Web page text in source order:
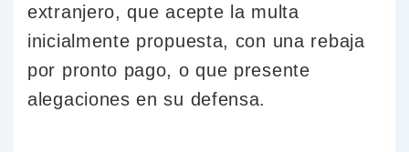
extranjero, que acepte la multa
inicialmente propuesta, con una rebaja
por pronto pago, o que presente
alegaciones en su defensa.